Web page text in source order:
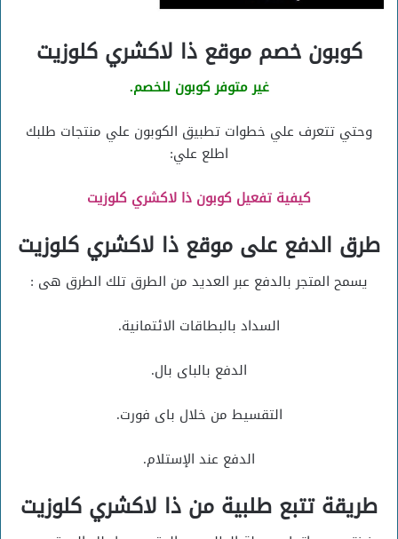
كوبون خصم موقع ذا لاكشري كلوزيت
غير متوفر كوبون للخصم.
وحتي تتعرف علي خطوات تطبيق الكوبون علي منتجات طلبك
اطلع علي:
كيفية تفعيل كوبون ذا لاكشري كلوزيت
طرق الدفع على موقع ذا لاكشري كلوزيت
يسمح المتجر بالدفع عبر العديد من الطرق تلك الطرق هى :
السداد بالبطاقات الائتمانية.
الدفع بالباى بال.
التقسيط من خلال باى فورت.
الدفع عند الإستلام.
طريقة تتبع طلبية من ذا لاكشري كلوزيت